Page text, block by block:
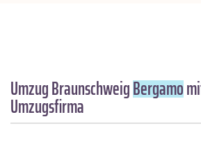
Umzug BraunschweigBergamo
Umzugsfirma